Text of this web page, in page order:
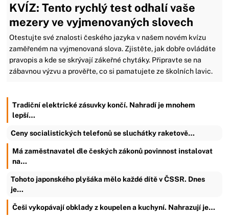
KVÍZ: Tento rychlý test odhalí vaše
mezery ve vyjmenovaných slovech
Otestujte své znalosti českého jazyka v našem novém kvízu
zaměřeném na vyjmenovaná slova. Zjistěte, jak dobře ovládáte
pravopis a kde se skrývají zákeřné chytáky. Připravte se na
zábavnou výzvu a prověřte, co si pamatujete ze školních lavic.
Tradiční elektrické zásuvky končí. Nahradí je mnohem
lepší…
Ceny socialistických telefonů se sluchátky raketově…
Má zaměstnavatel dle českých zákonů povinnost instalovat
na…
Tohoto japonského plyšáka mělo každé dítě v ČSSR. Dnes
je…
Češi vykopávají obklady z koupelen a kuchyní. Nahrazují je…